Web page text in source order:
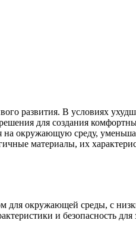
развития. В условиях
для создания
окружающую среду,
материалы, их
окружающей среды, с
и безопасность для